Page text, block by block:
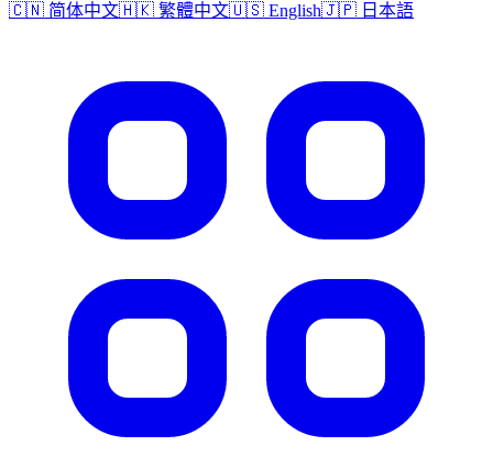
🇨🇳 简体中文🇭🇰 繁體中文🇺🇸 English🇯🇵 日本語